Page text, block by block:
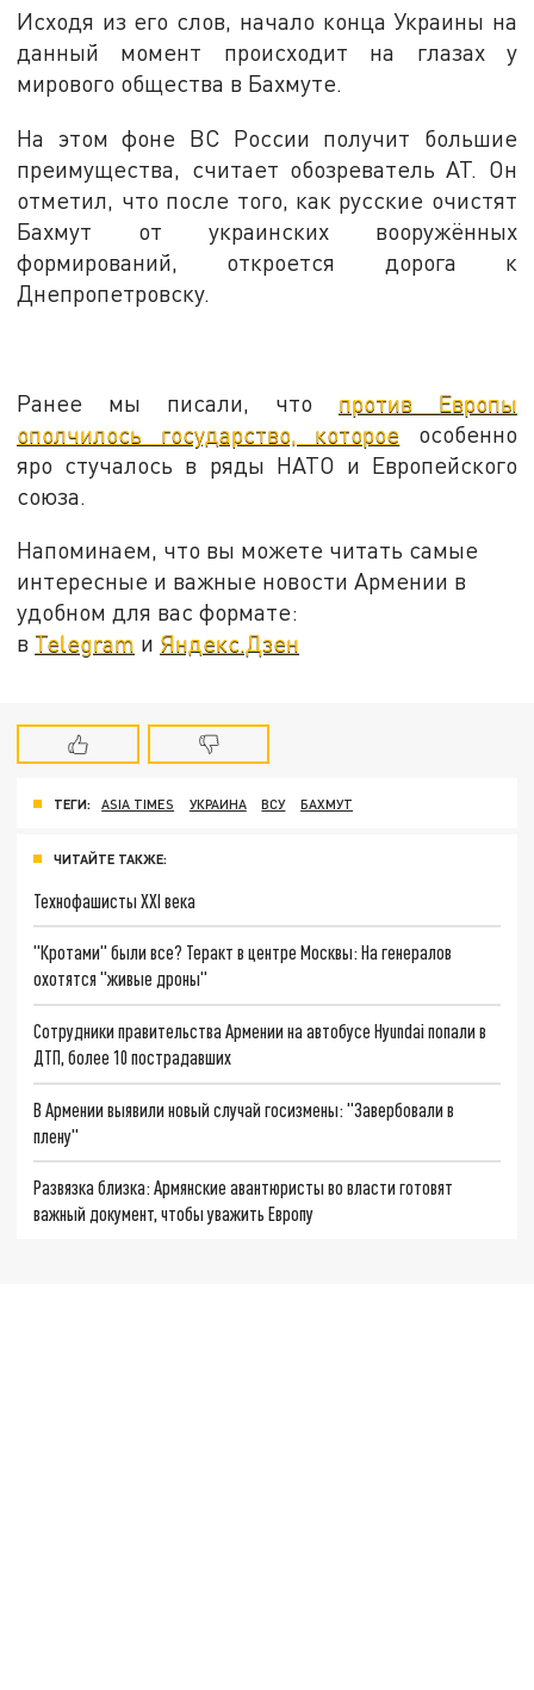
Исходя из его слов, начало конца Украины на
данный момент происходит на глазах у
мирового общества в Бахмуте.
На этом фоне ВС России получит большие
преимущества, считает обозреватель AT. Он
отметил, что после того, как русские очистят
Бахмут от украинских вооружённых
формирований, откроется дорога к
Днепропетровску.
Ранее мы писали, что против Европы
ополчилось государство, которое особенно
яро стучалось в ряды НАТО и Европейского
союза.
Напоминаем, что вы можете читать самые
интересные и важные новости Армении в
удобном для вас формате:
в Telegram и Яндекс.Дзен
ТЕГИ: ASIA TIMES УКРАИНА ВСУ БАХМУТ
ЧИТАЙТЕ ТАКЖЕ:
Технофашисты XXI века
"Кротами" были все? Теракт в центре Москвы: На генералов
охотятся "живые дроны"
Сотрудники правительства Армении на автобусе Hyundai попали в
ДТП, более 10 пострадавших
В Армении выявили новый случай госизмены: "Завербовали в
плену"
Развязка близка: Армянские авантюристы во власти готовят
важный документ, чтобы уважить Европу